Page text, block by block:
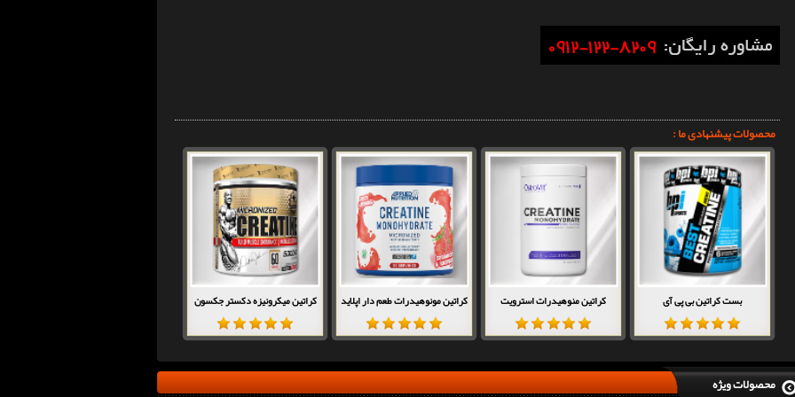
محصولات پیشنهادی ما :
بست کراتین بی پی آی کراتین منوهیدرات استرویت کراتین مونوهیدرات طعم دار اپلاید کراتین میکرونیزه دکستر جکسون
محصولات ویژه